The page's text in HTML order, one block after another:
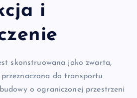
i
skonstruowana jako zwarta,
do transportu
o ograniczonej przestrzeni